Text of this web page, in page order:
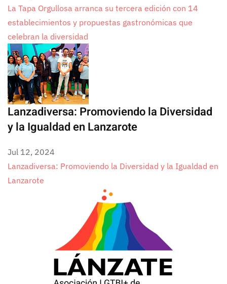
La Tapa Orgullosa arranca su tercera edición con 14
establecimientos y propuestas gastronómicas que
celebran la diversidad
Lanzadiversa: Promoviendo la Diversidad
y la Igualdad en Lanzarote
Jul 12, 2024
Lanzadiversa: Promoviendo la Diversidad y la Igualdad en
Lanzarote